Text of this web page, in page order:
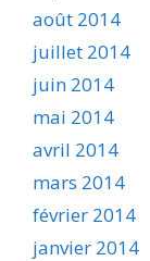
août 2014
juillet 2014
juin 2014
mai 2014
avril 2014
mars 2014
février 2014
janvier 2014